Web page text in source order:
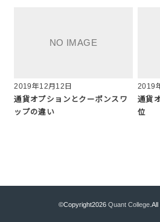
2019年12月12日
通貨オプションとクーポンスワ
ップの違い
2019
通貨
位
©Copyright2026Quant College